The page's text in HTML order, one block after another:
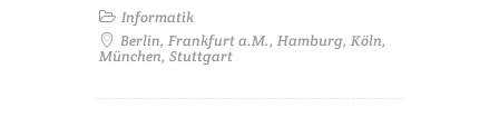
Informatik
Berlin, Frankfurt a.M., Hamburg, Köln,
München, Stuttgart